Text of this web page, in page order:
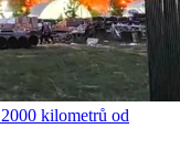
kilometrů od